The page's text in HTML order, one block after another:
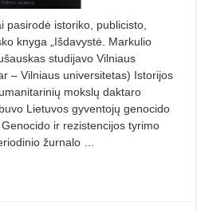
pasirodė istoriko, publicisto,
knyga „Išdavystė. Markulio
studijavo Vilniaus
– Vilniaus universitetas) Istorijos
mokslų daktaro
Lietuvos gyventojų genocido
ir rezistencijos tyrimo
žurnalo …